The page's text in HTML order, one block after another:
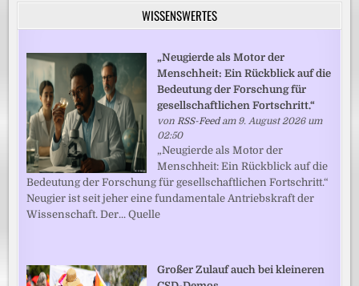
WISSENSWERTES
„Neugierde als Motor der
Menschheit: Ein Rückblick auf die
Bedeutung der Forschung für
gesellschaftlichen Fortschritt.“
vonRSS-Feedam 9. August 2026 um
02:50
„Neugierde als Motor der
Menschheit: Ein Rückblick auf die
Bedeutung der Forschung für gesellschaftlichen Fortschritt.“
Neugier ist seit jeher eine fundamentale Antriebskraft der
Wissenschaft. Der... Quelle
Großer Zulauf auch bei kleineren